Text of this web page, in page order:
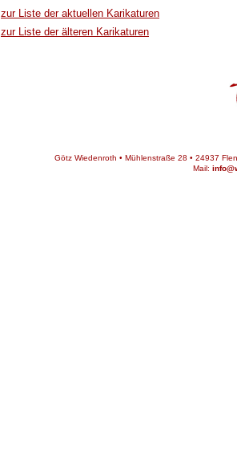
zur Liste der aktuellen Karikaturen
zur Liste der älteren Karikaturen
Götz Wiedenroth • Mühlenstraße 28 • 24937
Mail: